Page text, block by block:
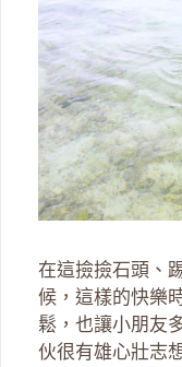
在這撿撿石頭、
候，這樣的快樂
鬆，也讓小朋友
伙很有雄心壯志